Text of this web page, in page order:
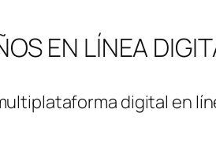
EN LÍNEA
digital en